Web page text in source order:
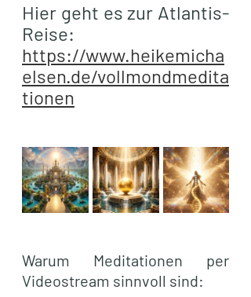
Hier geht es zur Atlantis-
Reise:
https://www.heikemicha
elsen.de/vollmondmedita
tionen
Warum Meditationen per
Videostream sinnvoll sind: